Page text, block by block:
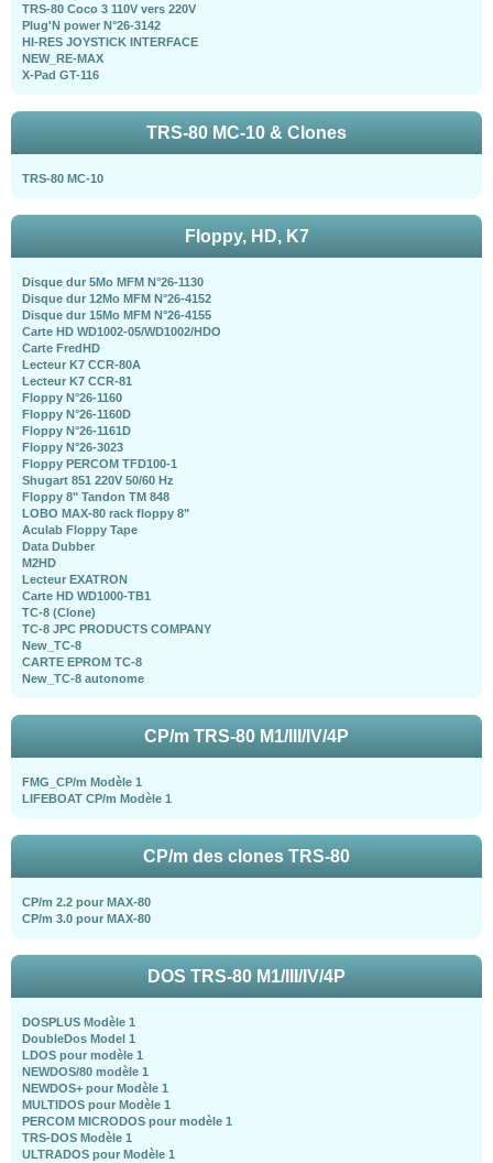
TRS-80 Coco 3 110V vers 220V
Plug'N power N°26-3142
HI-RES JOYSTICK INTERFACE
NEW_RE-MAX
X-Pad GT-116
TRS-80 MC-10 & Clones
TRS-80 MC-10
Floppy, HD, K7
Disque dur 5Mo MFM N°26-1130
Disque dur 12Mo MFM N°26-4152
Disque dur 15Mo MFM N°26-4155
Carte HD WD1002-05/WD1002/HDO
Carte FredHD
Lecteur K7 CCR-80A
Lecteur K7 CCR-81
Floppy N°26-1160
Floppy N°26-1160D
Floppy N°26-1161D
Floppy N°26-3023
Floppy PERCOM TFD100-1
Shugart 851 220V 50/60 Hz
Floppy 8" Tandon TM 848
LOBO MAX-80 rack floppy 8"
Aculab Floppy Tape
Data Dubber
M2HD
Lecteur EXATRON
Carte HD WD1000-TB1
TC-8 (Clone)
TC-8 JPC PRODUCTS COMPANY
New_TC-8
CARTE EPROM TC-8
New_TC-8 autonome
CP/m TRS-80 M1/III/IV/4P
FMG_CP/m Modèle 1
LIFEBOAT CP/m Modèle 1
CP/m des clones TRS-80
CP/m 2.2 pour MAX-80
CP/m 3.0 pour MAX-80
DOS TRS-80 M1/III/IV/4P
DOSPLUS Modèle 1
DoubleDos Model 1
LDOS pour modèle 1
NEWDOS/80 modèle 1
NEWDOS+ pour Modèle 1
MULTIDOS pour Modèle 1
PERCOM MICRODOS pour modèle 1
TRS-DOS Modèle 1
ULTRADOS pour Modèle 1